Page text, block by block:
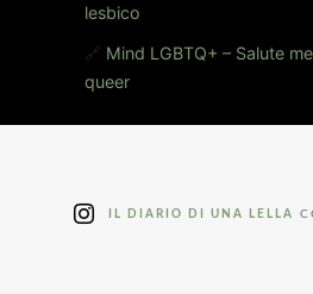
lesbico
🔗 Mind LGBTQ+ – Salute
queer
IL DIARIO DI UNA LELLA